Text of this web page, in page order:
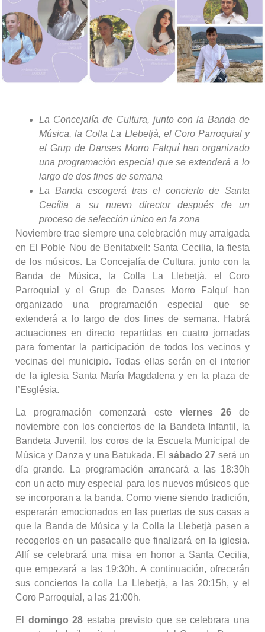
La Concejalía de Cultura, junto con la Banda de
Música, la Colla La Llebetjà, el Coro Parroquial y
el Grup de Danses Morro Falquí han organizado
una programación especial que se extenderá a lo
largo de dos fines de semana
La Banda escogerá tras el concierto de Santa
Cecília a su nuevo director después de un
proceso de selección único en la zona
Noviembre trae siempre una celebración muy arraigada
en El Poble Nou de Benitatxell: Santa Cecilia, la fiesta
de los músicos. La Concejalía de Cultura, junto con la
Banda de Música, la Colla La Llebetjà, el Coro
Parroquial y el Grup de Danses Morro Falquí han
organizado una programación especial que se
extenderá a lo largo de dos fines de semana. Habrá
actuaciones en directo repartidas en cuatro jornadas
para fomentar la participación de todos los vecinos y
vecinas del municipio. Todas ellas serán en el interior
de la iglesia Santa María Magdalena y en la plaza de
l’Església.
La programación comenzará este viernes 26de
noviembre con los conciertos de la Bandeta Infantil, la
Bandeta Juvenil, los coros de la Escuela Municipal de
Música y Danza y una Batukada. El sábado 27 será un
día grande. La programación arrancará a las 18:30h
con un acto muy especial para los nuevos músicos que
se incorporan a la banda. Como viene siendo tradición,
esperarán emocionados en las puertas de sus casas a
que la Banda de Música y la Colla la Llebetjà pasen a
recogerlos en un pasacalle que finalizará en la iglesia.
Allí se celebrará una misa en honor a Santa Cecilia,
que empezará a las 19:30h. A continuación, ofrecerán
sus conciertos la colla La Llebetjà, a las 20:15h, y el
Coro Parroquial, a las 21:00h.
El domingo 28 estaba previsto que se celebrara una